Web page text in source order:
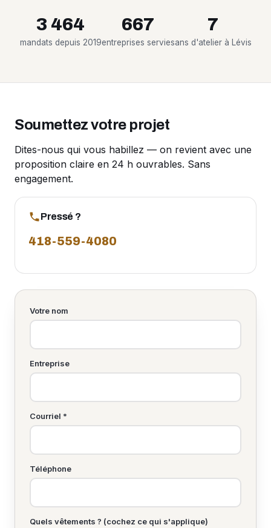
3 464
mandats depuis 2019
667
entreprises servies
7
ans d'atelier à Lévis
Soumettez votre projet
Dites-nous qui vous habillez — on revient avec une
proposition claire en 24 h ouvrables. Sans
engagement.
Pressé ?
418-559-4080
Votre nom
Entreprise
Courriel *
Téléphone
Quels vêtements ? (cochez ce qui s'applique)